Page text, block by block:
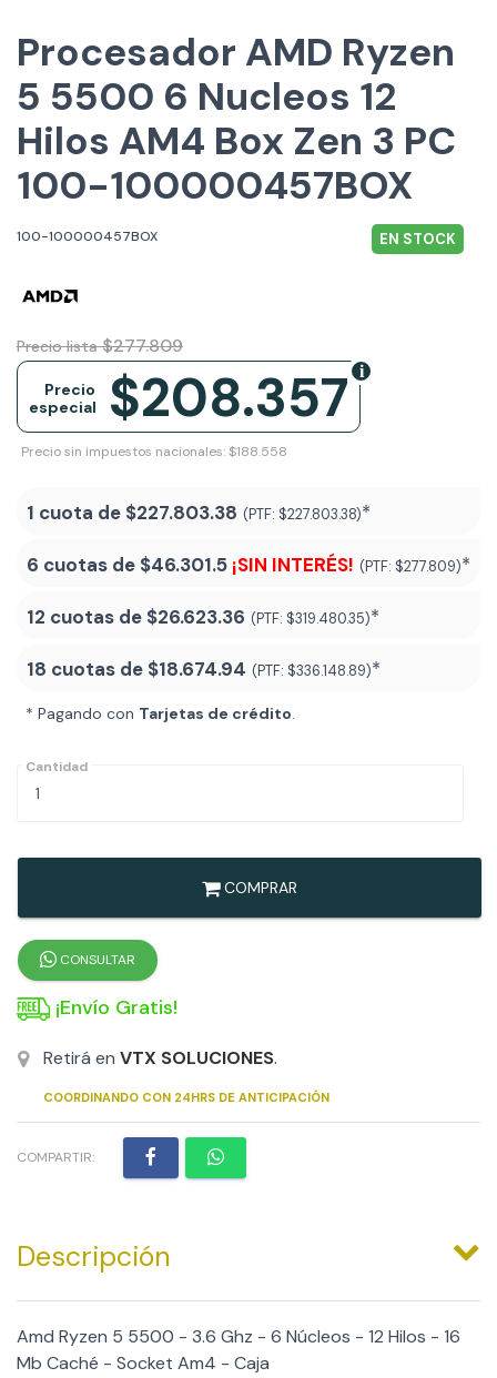
Procesador AMD Ryzen
5 5500 6 Nucleos 12
Hilos AM4 Box Zen 3 PC
100-100000457BOX
100-100000457BOX EN STOCK
Precio lista $277.809
$208.357
Precio
especial
Precio sin impuestos nacionales: $188.558
1 cuota de $227.803.38 (PTF: $227.803.38)*
6 cuotas de $46.301.5 ¡SIN INTERÉS! (PTF: $277.809)*
12 cuotas de $26.623.36 (PTF: $319.480.35)*
18 cuotas de $18.674.94 (PTF: $336.148.89)*
* Pagando con Tarjetas de crédito.
Cantidad
COMPRAR
CONSULTAR
¡Envío Gratis!
Retirá en VTX SOLUCIONES.
COORDINANDO CON 24HRS DE ANTICIPACIÓN
COMPARTIR:
Descripción
Amd Ryzen 5 5500 - 3.6 Ghz - 6 Núcleos - 12 Hilos - 16
Mb Caché - Socket Am4 - Caja